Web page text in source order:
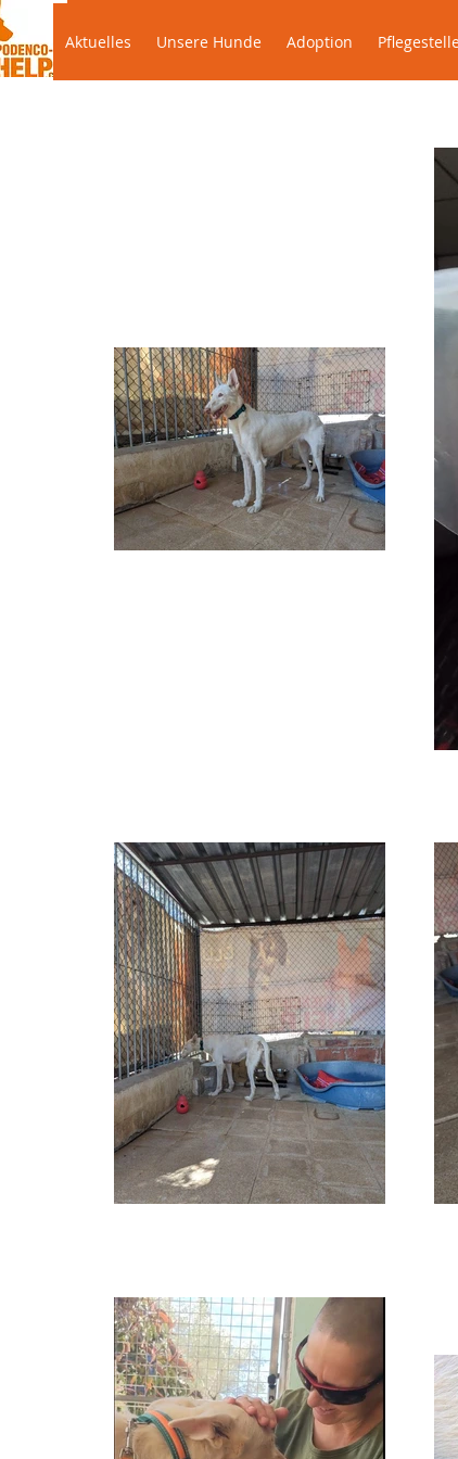
Aktuelles Unsere Hunde Adoption
Aktuelles Unsere Hunde Adoption